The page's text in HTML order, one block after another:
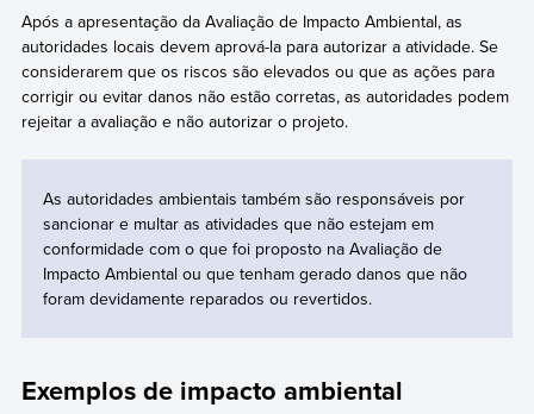
Após a apresentação da Avaliação de Impacto Ambiental, as
autoridades locais devem aprová-la para autorizar a atividade. Se
considerarem que os riscos são elevados ou que as ações para
corrigir ou evitar danos não estão corretas, as autoridades podem
rejeitar a avaliação e não autorizar o projeto.
As autoridades ambientais também são responsáveis por
sancionar e multar as atividades que não estejam em
conformidade com o que foi proposto na Avaliação de
Impacto Ambiental ou que tenham gerado danos que não
foram devidamente reparados ou revertidos.
Exemplos de impacto ambiental